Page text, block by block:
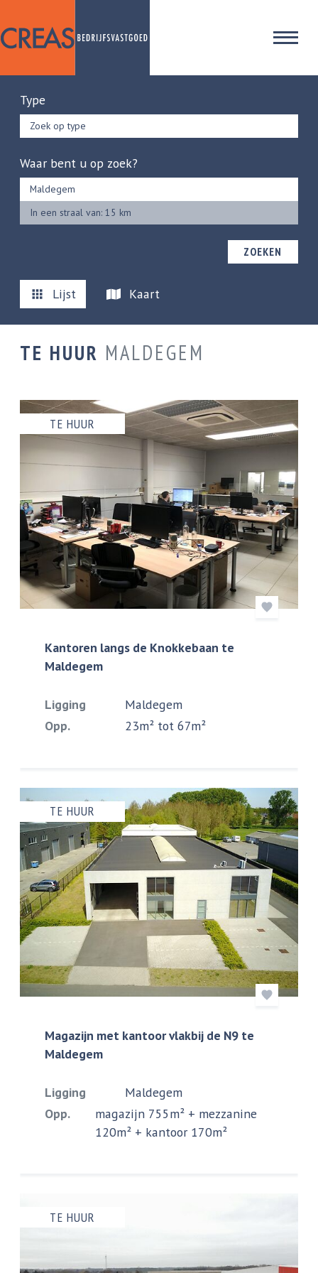
Type
Zoek op type
Waar bent u op zoek?
In een straal van: 15 km
ZOEKEN
Lijst Kaart
TE HUUR MALDEGEM
TE HUUR
Kantoren langs de Knokkebaan te
Maldegem
Ligging
Maldegem
Opp.
23m² tot 67m²
TE HUUR
Magazijn met kantoor vlakbij de N9 te
Maldegem
Ligging
Maldegem
Opp.
magazijn 755m² + mezzanine
120m² + kantoor 170m²
TE HUUR